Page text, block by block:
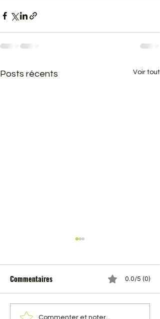
Posts récents Voir tout
Commentaires 0.0/5 (0)
Commenter et noter...